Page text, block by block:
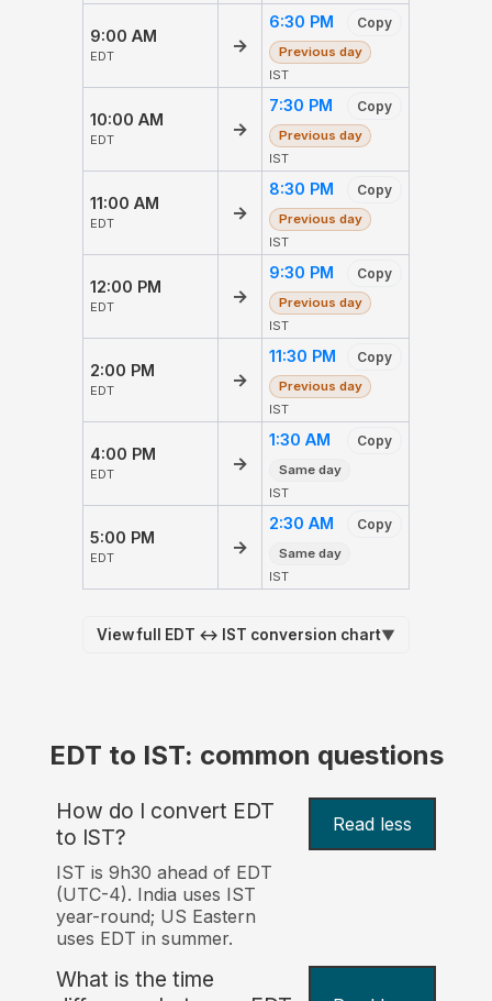
9:00 AM
EDT
→
6:30 PM Copy
Previous day
IST
10:00 AM
EDT
→
7:30 PM Copy
Previous day
IST
11:00 AM
EDT
→
8:30 PM Copy
Previous day
IST
12:00 PM
EDT
→
9:30 PM Copy
Previous day
IST
2:00 PM
EDT
→
11:30 PM Copy
Previous day
IST
4:00 PM
EDT
→
1:30 AM Copy
Same day
IST
5:00 PM
EDT
→
2:30 AM Copy
Same day
IST
View full EDT ↔ IST conversion chart▼
EDT to IST: common questions
How do I convert EDT
to IST?
Read less
IST is 9h30 ahead of EDT
(UTC-4). India uses IST
year-round; US Eastern
uses EDT in summer.
What is the time